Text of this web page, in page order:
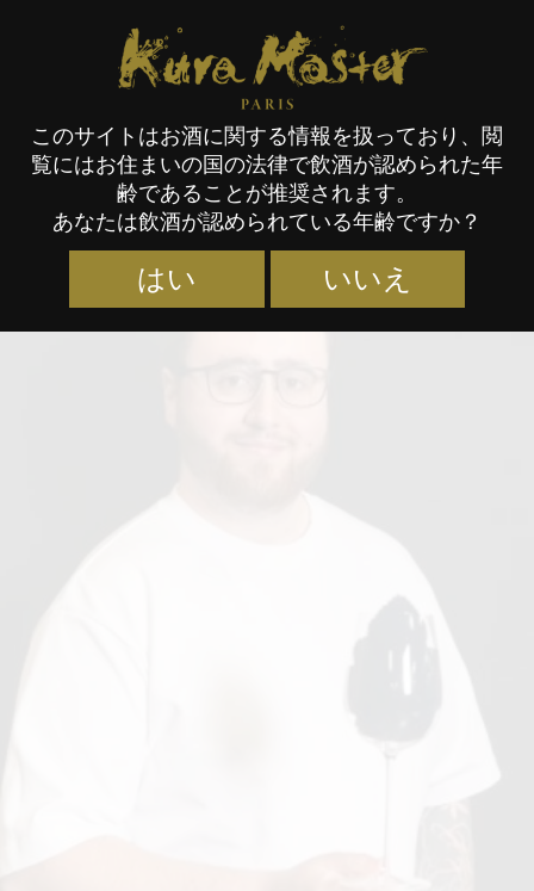
審査員
Kura Master Paris
このサイトはお酒に関する情報を扱っており、閲
覧にはお住まいの国の法律で飲酒が認められた年
齢であることが推奨されます。
あなたは飲酒が認められている年齢ですか？
はい いいえ